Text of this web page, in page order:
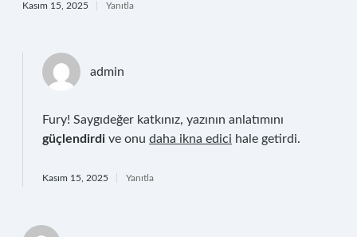
Kasım 15, 2025 Yanıtla
admin
Fury! Saygıdeğer katkınız, yazının anlatımını
güçlendirdi ve onu daha ikna edici hale getirdi.
Kasım 15, 2025 Yanıtla